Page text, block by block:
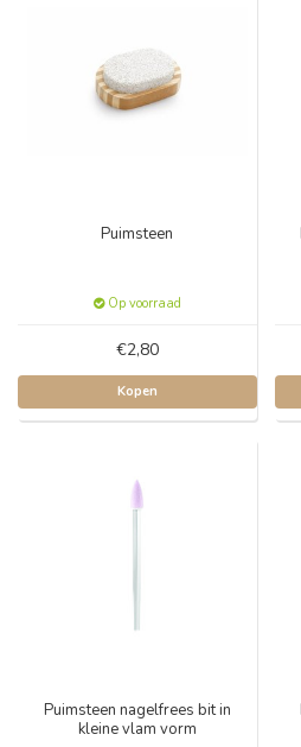
Puimsteen
Op voorraad
€2,80
Kopen
Puimsteen nagelfrees bit in
kleine vlam vorm